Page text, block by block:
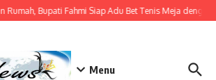
Rumah, Bupati Fahmi Siap Adu Bet Tenis Meja
Menu